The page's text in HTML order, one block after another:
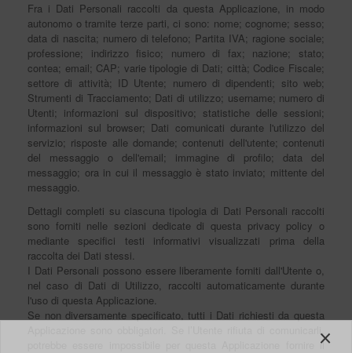
Fra i Dati Personali raccolti da questa Applicazione, in modo
autonomo o tramite terze parti, ci sono: nome; cognome; sesso;
data di nascita; numero di telefono; Partita IVA; ragione sociale;
professione; indirizzo fisico; numero di fax; nazione; stato;
contea; email; CAP; varie tipologie di Dati; città; Codice Fiscale;
settore di attività; ID Utente; numero di dipendenti; sito web;
Strumenti di Tracciamento; Dati di utilizzo; username; numero di
Utenti; informazioni sul dispositivo; statistiche delle sessioni;
informazioni sul browser; Dati comunicati durante l'utilizzo del
servizio; risposte alle domande; contenuti dell'utente; contenuti
del messaggio o dell'email; immagine di profilo; data del
messaggio; ora in cui il messaggio è stato inviato; mittente del
messaggio.
Dettagli completi su ciascuna tipologia di Dati Personali raccolti
sono forniti nelle sezioni dedicate di questa privacy policy o
mediante specifici testi informativi visualizzati prima della
raccolta dei Dati stessi.
I Dati Personali possono essere liberamente forniti dall'Utente o,
nel caso di Dati di Utilizzo, raccolti automaticamente durante
l'uso di questa Applicazione.
Se non diversamente specificato, tutti i Dati richiesti da questa
Applicazione sono obbligatori. Se l’Utente rifiuta di comunicarli,
potrebbe essere impossibile per questa Applicazione fornire il